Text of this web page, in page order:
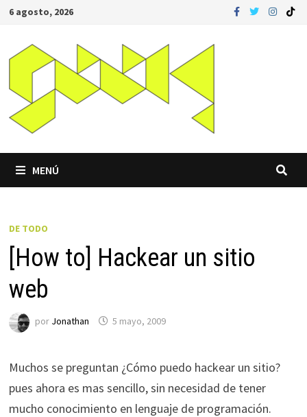
Saltar
contenido
6 agosto, 2026
MENÚ
DE TODO
[How to] Hackear un sitio
web
por Jonathan 5 mayo, 2009
Muchos se preguntan ¿Cómo puedo hackear un sitio?
pues ahora es mas sencillo, sin necesidad de tener
mucho conocimiento en lenguaje de programación.